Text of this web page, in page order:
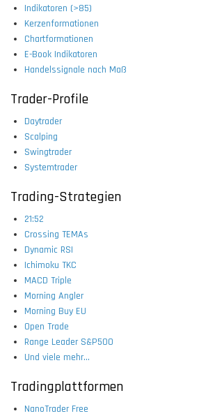
Indikatoren (>85)
Kerzenformationen
Chartformationen
E-Book Indikatoren
Handelssignale nach Maß
Trader-Profile
Daytrader
Scalping
Swingtrader
Systemtrader
Trading-Strategien
21:52
Crossing TEMAs
Dynamic RSI
Ichimoku TKC
MACD Triple
Morning Angler
Morning Buy EU
Open Trade
Range Leader S&P500
Und viele mehr...
Tradingplattformen
NanoTrader Free